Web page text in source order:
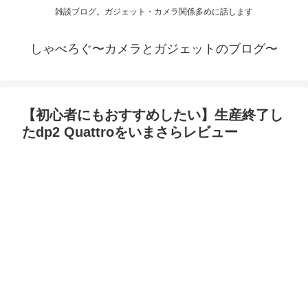
雑談ブログ。ガジェット・カメラ関係多めに話します
しゃべろぐ〜カメラとガジェットのブログ〜
【初心者にもおすすめしたい】生産終了し
たdp2 Quattroをいまさらレビュー